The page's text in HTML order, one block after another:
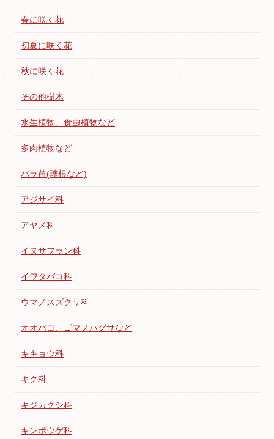
春に咲く花
初夏に咲く花
秋に咲く花
その他樹木
水生植物、食虫植物など
多肉植物など
バラ苗(球根など)
アジサイ科
アヤメ科
イヌサフラン科
イワタバコ科
ウマノスズクサ科
オオバコ、ゴマノハグサなど
キキョウ科
キク科
キジカクシ科
キンポウゲ科